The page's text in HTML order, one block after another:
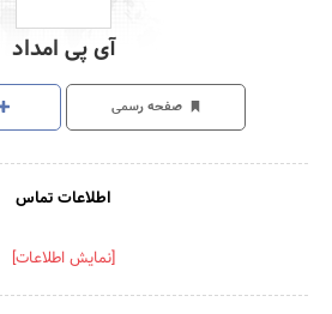
آی پی امداد
صفحه رسمی
اطلاعات تماس
[نمایش اطلاعات]